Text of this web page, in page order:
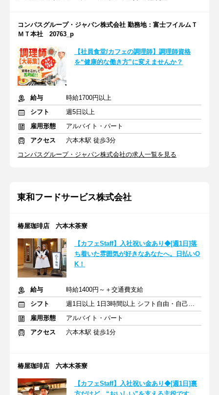
コンパスグループ・ジャパン株式会社 勤務地：富士フイルムＴ
ＭＴ本社 20763_p
【社員食堂/カフェの調理師】調理師資格
を“健康的な働き方”に変えませんか？
給与
時給1700円以上
シフト
週5日以上
雇用形態
アルバイト・パート
アクセス
六本木駅 徒歩3分
コンパスグループ・ジャパン株式会社の求人一覧を見る
東和フードサービス株式会社
椿屋珈琲店 六本木茶寮
【カフェStaff】入社祝い金あり◆[週1日]落
ち着いた雰囲気が好きなあなたへ。日払いO
K！
給与
時給1400円～＋交通費支給
シフト
週1日以上 1日3時間以上 シフト自由・自己申告
雇用形態
アルバイト・パート
アクセス
六本木駅 徒歩1分
椿屋珈琲店 六本木茶寮
【カフェStaff】入社祝い金あり◆[週1日]裏